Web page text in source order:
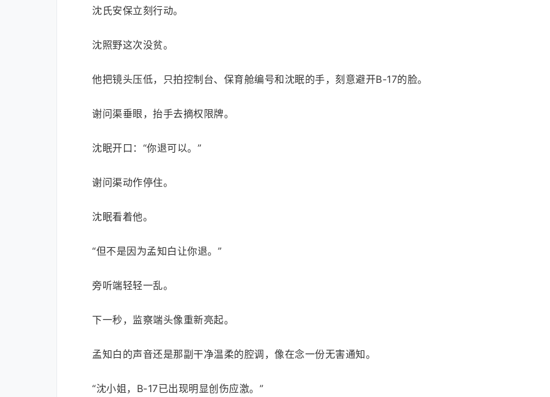
沈氏安保立刻行动。
沈照野这次没贫。
他把镜头压低，只拍控制台、保育舱编号和沈眠的手，刻意避开B-17的脸。
谢问渠垂眼，抬手去摘权限牌。
沈眠开口：“你退可以。”
谢问渠动作停住。
沈眠看着他。
“但不是因为孟知白让你退。”
旁听端轻轻一乱。
下一秒，监察端头像重新亮起。
孟知白的声音还是那副干净温柔的腔调，像在念一份无害通知。
“沈小姐，B-17已出现明显创伤应激。”